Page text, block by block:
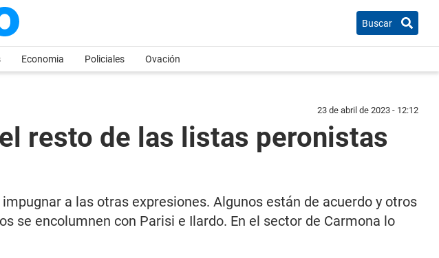
Buscar
Economia Policiales Ovación
23 de abril de 2023 - 12:12
resto de las listas peronistas
a las otras expresiones. Algunos están de acuerdo y otros
se encolumnen con Parisi e Ilardo. En el sector de Carmona lo